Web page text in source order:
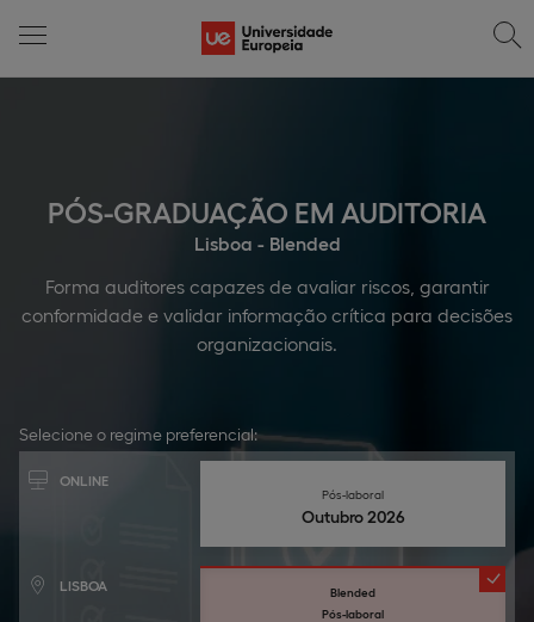
PÓS-GRADUAÇÃO EM AUDITORIA
Lisboa - Blended
Forma auditores capazes de avaliar riscos, garantir
conformidade e validar informação crítica para decisões
organizacionais.
Selecione o regime preferencial:
ONLINE
Pós-laboral
Outubro 2026
LISBOA
Blended
Pós-laboral